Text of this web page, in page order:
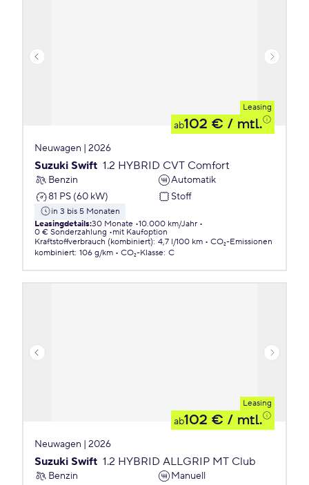
Leasing
ab102 € / mtl.
Neuwagen | 2026
Suzuki Swift 1.2 HYBRID CVT Comfort
Benzin
Automatik
81 PS (60 kW)
Stoff
in 3 bis 5 Monaten
Leasingdetails:30 Monate 10.000 km/Jahr
0 € Sonderzahlung
mit Kaufoption
Kraftstoffverbrauch (kombiniert): 4,7 l/100 km
CO₂-Emissionen
kombiniert: 106 g/km CO₂-Klasse: C
Leasing
ab102 € / mtl.
Neuwagen | 2026
Suzuki Swift 1.2 HYBRID ALLGRIP MT Club
Benzin
Manuell